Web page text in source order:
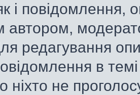
і повідомлення,
автором,
редагування
в
ніхто не